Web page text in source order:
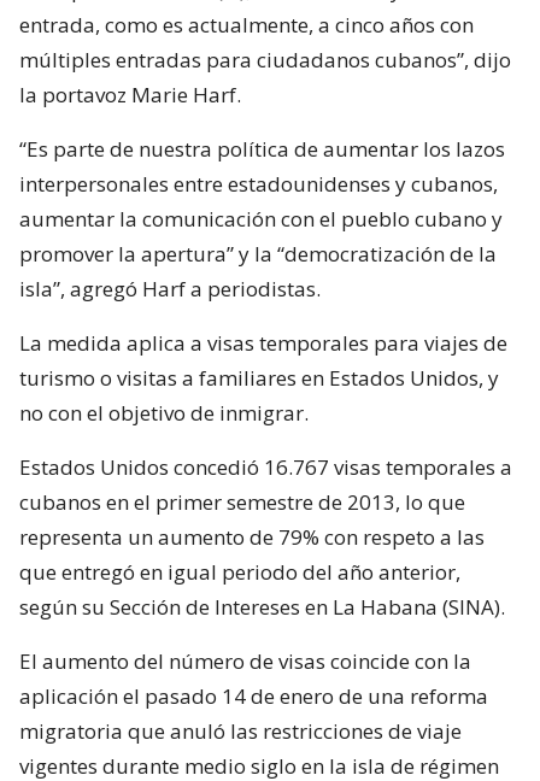
entrada, como es actualmente, a cinco años con
múltiples entradas para ciudadanos cubanos”, dijo
la portavoz Marie Harf.
“Es parte de nuestra política de aumentar los lazos
interpersonales entre estadounidenses y cubanos,
aumentar la comunicación con el pueblo cubano y
promover la apertura” y la “democratización de la
isla”, agregó Harf a periodistas.
La medida aplica a visas temporales para viajes de
turismo o visitas a familiares en Estados Unidos, y
no con el objetivo de inmigrar.
Estados Unidos concedió 16.767 visas temporales a
cubanos en el primer semestre de 2013, lo que
representa un aumento de 79% con respeto a las
que entregó en igual periodo del año anterior,
según su Sección de Intereses en La Habana (SINA).
El aumento del número de visas coincide con la
aplicación el pasado 14 de enero de una reforma
migratoria que anuló las restricciones de viaje
vigentes durante medio siglo en la isla de régimen